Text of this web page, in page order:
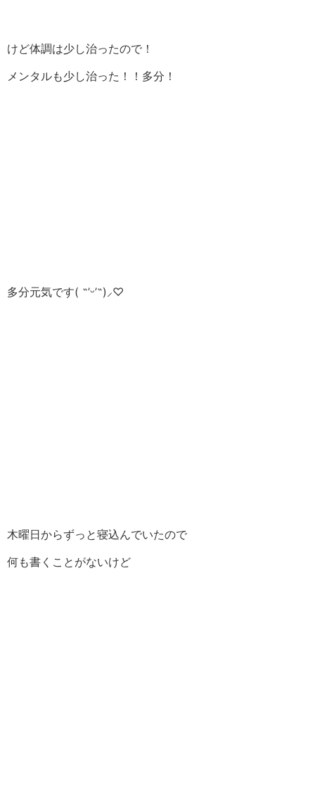
けど体調は少し治ったので！
メンタルも少し治った！！多分！
多分元気です( ˶’ᵕ’˶)⸝‪‪‎♡
木曜日からずっと寝込んでいたので
何も書くことがないけど